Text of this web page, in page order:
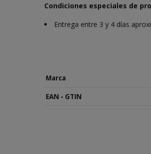
Condiciones especiales de
Entrega entre 3 y 4 días
Marca
EAN - GTIN